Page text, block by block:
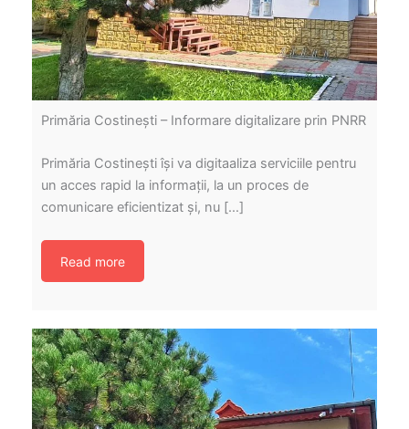
Primăria Costinești – Informare digitalizare prin PNRR
Primăria Costinești își va digitaaliza serviciile pentru
un acces rapid la informații, la un proces de
comunicare eficientizat și, nu […]
Read more